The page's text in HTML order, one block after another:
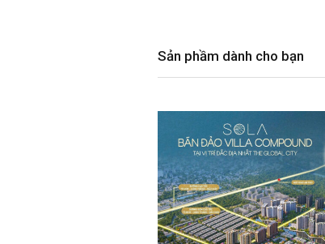
Sản phầm dành cho bạn